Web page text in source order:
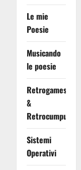
Le mie
Poesie
Musicando
le poesie
Retrogames
&
Retrocumputing
Sistemi
Operativi